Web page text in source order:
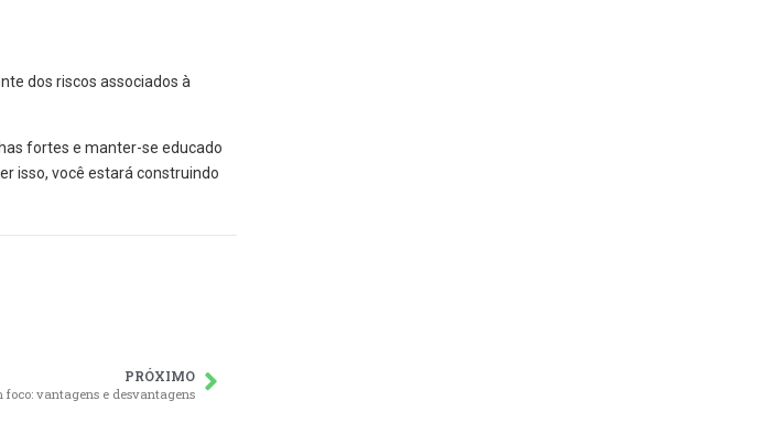
dos riscos associados à
fortes e manter-se educado
isso, você estará construindo
PRÓXIMO
vantagens e desvantagens